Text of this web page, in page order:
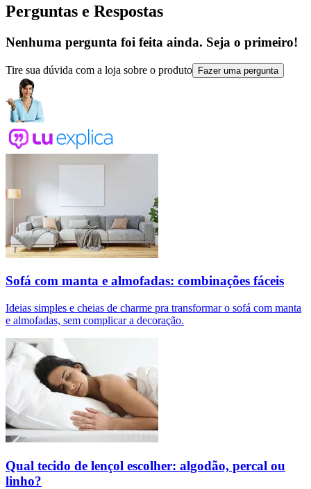
Perguntas e Respostas
Nenhuma pergunta foi feita ainda. Seja o primeiro!
Tire sua dúvida com a loja sobre o produto Fazer uma pergunta
Sofá com manta e almofadas: combinações fáceis
Ideias simples e cheias de charme pra transformar o sofá com manta
e almofadas, sem complicar a decoração.
Qual tecido de lençol escolher: algodão, percal ou
linho?